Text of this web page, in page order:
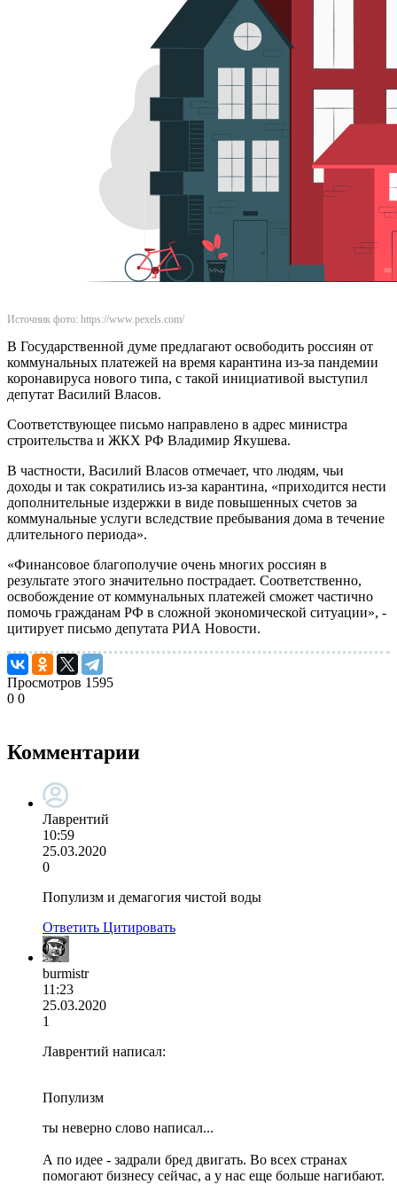
Источник фото: https://www.pexels.com/
В Государственной думе предлагают освободить россиян от
коммунальных платежей на время карантина из-за пандемии
коронавируса нового типа, с такой инициативой выступил
депутат Василий Власов.
Соответствующее письмо направлено в адрес министра
строительства и ЖКХ РФ Владимир Якушева.
В частности, Василий Власов отмечает, что людям, чьи
доходы и так сократились из-за карантина, «приходится нести
дополнительные издержки в виде повышенных счетов за
коммунальные услуги вследствие пребывания дома в течение
длительного периода».
«Финансовое благополучие очень многих россиян в
результате этого значительно пострадает. Соответственно,
освобождение от коммунальных платежей сможет частично
помочь гражданам РФ в сложной экономической ситуации», -
цитирует письмо депутата РИА Новости.
Просмотров 1595
0 0
Комментарии
Лаврентий
10:59
25.03.2020
0
Популизм и демагогия чистой воды
Ответить Цитировать
burmistr
11:23
25.03.2020
1
Лаврентий написал:
Популизм
ты неверно слово написал...
А по идее - задрали бред двигать. Во всех странах
помогают бизнесу сейчас, а у нас еще больше нагибают.